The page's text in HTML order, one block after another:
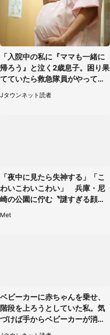
「入院中の私に『ママも一緒に
帰ろう』と泣く2歳息子。困り果
てていたら救急隊員がやってき
て...」（大阪府・50代女性）
Jタウンネット読者
「夜中に見たら失神する」「こ
わいこわいこわい」 兵庫・尼
崎の公園に佇む〝謎すぎる顔〟
Met
ベビーカーに赤ちゃんを乗せ、
階段を上ろうとしていた私。気
づけば手からベビーカーが消え
ていて（神奈川県・60代女性）